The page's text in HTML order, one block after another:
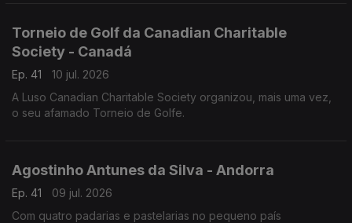
Torneio de Golf da Canadian Charitable
Society - Canadá
Ep. 41
10 jul. 2026
A Luso Canadian Charitable Society organizou, mais uma vez,
o seu afamado Torneio de Golfe.
Agostinho Antunes da Silva - Andorra
Ep. 41
09 jul. 2026
Com quatro padarias e pastelarias no pequeno país